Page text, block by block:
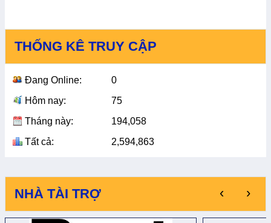
THỐNG KÊ TRUY CẬP
Đang Online:
0
Hôm nay:
75
Tháng này:
194,058
Tất cả:
2,594,863
NHÀ TÀI TRỢ ‹ ›